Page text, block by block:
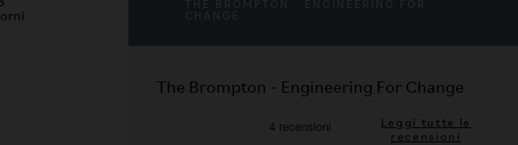
The Brompton - Engineering For Change
Leggi tutte le
recensioni